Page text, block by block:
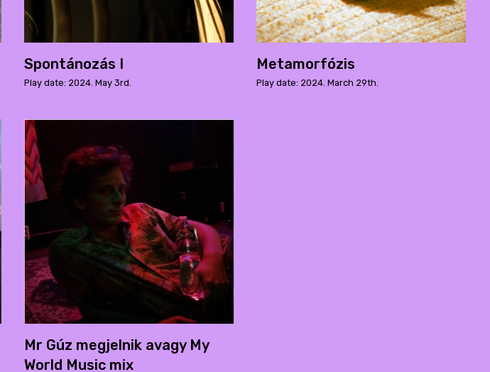
Spontánozás I
Play date: 2024. May 3rd.
Metamorfózis
Play date: 2024. March 29th.
Mr Gúz megjelnik avagy My
World Music mix